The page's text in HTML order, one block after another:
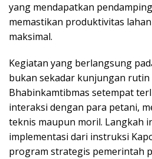
yang mendapatkan
memastikan produktivitas
maksimal.
Kegiatan yang berlangsung
bukan sekadar kunjungan rutin
Bhabinkamtibmas setempat
interaksi dengan para petani,
teknis maupun moril. Langkah
implementasi dari instruksi
program strategis pemerintah